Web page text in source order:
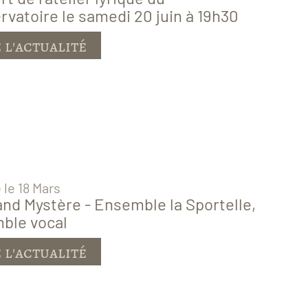
du Sacré-Coeur
à 1971le samedi 20 juin à 19h30
l'actualité
18 Mars
Mystère - Ensemble la Sportelle,
vocal
l'actualité